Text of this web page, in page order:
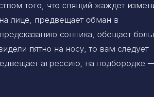
того, что спящий жаждет
лице, предвещает обман в
сонника, обещает
пятно на носу, то вам следует
агрессию, на подбородке